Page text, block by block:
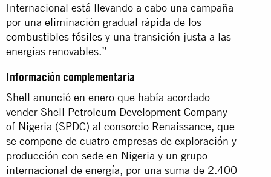
Internacional está llevando a cabo una campaña
por una eliminación gradual rápida de los
combustibles fósiles y una transición justa a las
energías renovables.”
Información complementaria
Shell anunció en enero que había acordado
vender Shell Petroleum Development Company
of Nigeria (SPDC) al consorcio Renaissance, que
se compone de cuatro empresas de exploración y
producción con sede en Nigeria y un grupo
internacional de energía, por una suma de 2.400